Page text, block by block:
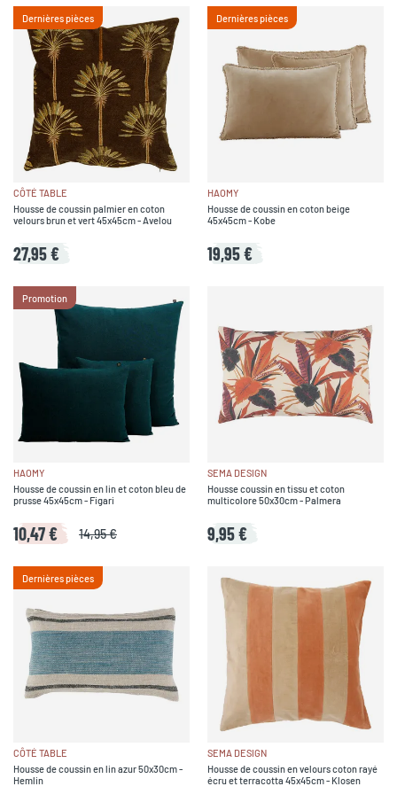
Dernières pièces
CÔTÉ TABLE
Housse de coussin palmier en coton
velours brun et vert 45x45cm - Avelou
27,95 €
Dernières pièces
HAOMY
Housse de coussin en coton beige
45x45cm - Kobe
19,95 €
Promotion
HAOMY
Housse de coussin en lin et coton bleu de
prusse 45x45cm - Figari
10,47 € 14,95 €
SEMA DESIGN
Housse coussin en tissu et coton
multicolore 50x30cm - Palmera
9,95 €
Dernières pièces
CÔTÉ TABLE
Housse de coussin en lin azur 50x30cm -
Hemlin
SEMA DESIGN
Housse de coussin en velours coton rayé
écru et terracotta 45x45cm - Klosen